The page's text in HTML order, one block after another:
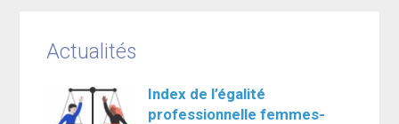
Actualités
Index de l’égalité
professionnelle femmes-